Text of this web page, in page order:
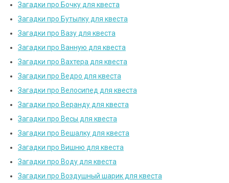
Загадки про Бочку для квеста
Загадки про Бутылку для квеста
Загадки про Вазу для квеста
Загадки про Ванную для квеста
Загадки про Вахтера для квеста
Загадки про Ведро для квеста
Загадки про Велосипед для квеста
Загадки про Веранду для квеста
Загадки про Весы для квеста
Загадки про Вешалку для квеста
Загадки про Вишню для квеста
Загадки про Воду для квеста
Загадки про Воздушный шарик для квеста